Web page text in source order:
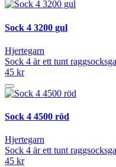
Sock 4 3200 gul
Hjertegarn
Sock 4 är ett tunt
45 kr
Sock 4 4500 röd
Hjertegarn
Sock 4 är ett tunt
45 kr